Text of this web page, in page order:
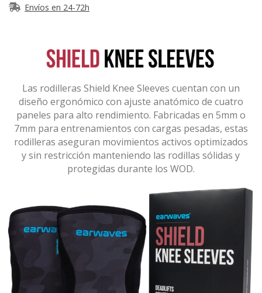
Envíos en 24-72h
Las rodilleras Shield Knee Sleeves cuentan con un
diseño ergonómico con ajuste anatómico de cuatro
paneles para alto rendimiento. Fabricadas en 5mm o
7mm para entrenamientos con cargas pesadas, estas
rodilleras aseguran movimientos activos optimizados
y sin restricción manteniendo las rodillas sólidas y
protegidas durante los WOD.